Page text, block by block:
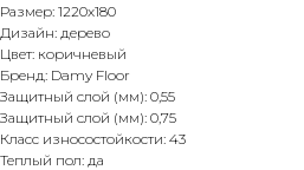
Размер: 1220х180
Дизайн: дерево
Цвет: коричневый
Бренд: Damy Floor
Защитный слой (мм): 0,55
Защитный слой (мм): 0,75
Класс износостойкости: 43
Теплый пол: да